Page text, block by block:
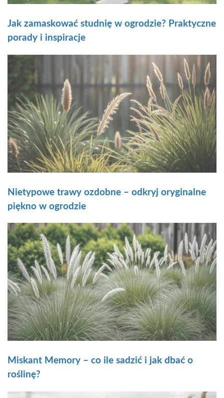
Jak zamaskować studnię w ogrodzie? Praktyczne
porady i inspiracje
Nietypowe trawy ozdobne – odkryj oryginalne
piękno w ogrodzie
Miskant Memory – co ile sadzić i jak dbać o
roślinę?